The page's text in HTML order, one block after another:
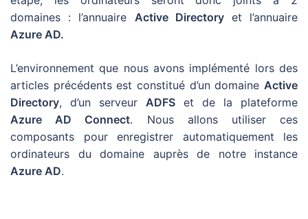
domaines : l’annuaire Active Directoryet l’annuaire
Azure AD.
L’environnement que nous avons implémenté lors des
articles précédents est constitué d’un domaine Active
Directory, d’un serveur ADFS et de la plateforme
Azure AD Connect. Nous allons utiliser ces
composants pour enregistrer automatiquement les
ordinateurs du domaine auprès de notre instance
Azure AD.